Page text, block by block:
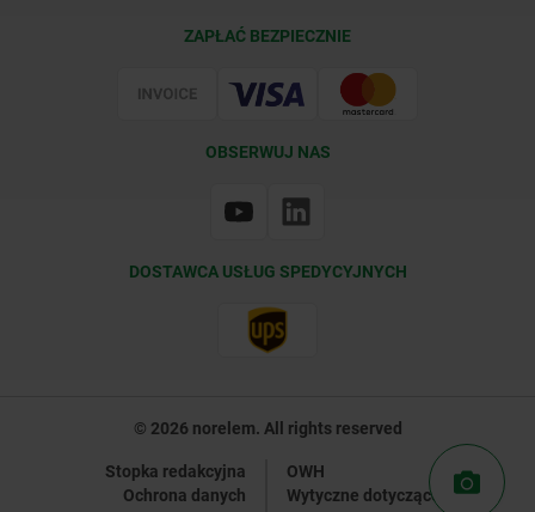
ZAPŁAĆ BEZPIECZNIE
OBSERWUJ NAS
DOSTAWCA USŁUG SPEDYCYJNYCH
© 2026 norelem. All rights reserved
Stopka redakcyjna
OWH
Ochrona danych
Wytyczne dotyczące plików